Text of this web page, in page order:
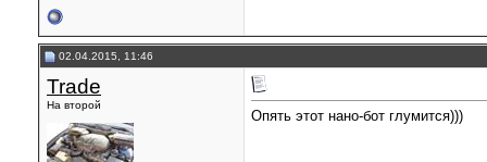
02.04.2015, 11:46
Trade
На второй
Опять этот нано-бот глумится)))